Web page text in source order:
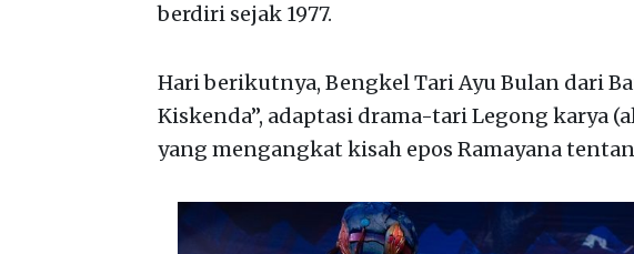
berdiri sejak 1977.
Hari berikutnya, Bengkel Tari Ayu Bulan dari
Kiskenda”, adaptasi drama-tari Legong karya
yang mengangkat kisah epos Ramayana